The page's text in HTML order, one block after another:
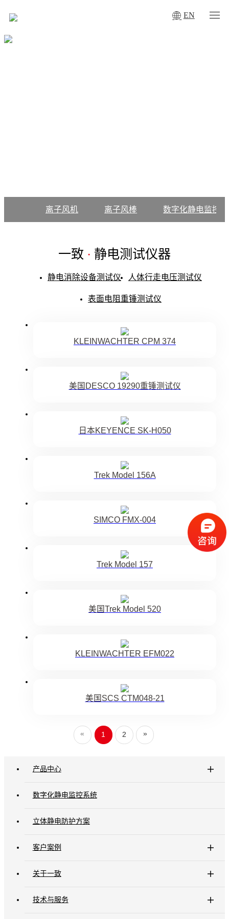
EN
离子风机 离子风棒 数字化静电监控
一致 · 静电测试仪器
静电消除设备测试仪 人体行走电压测试仪
表面电阻重锤测试仪
KLEINWACHTER CPM 374
美国DESCO 19290重锤测试仪
日本KEYENCE SK-H050
Trek Model 156A
SIMCO FMX-004
Trek Model 157
美国Trek Model 520
KLEINWACHTER EFM022
美国SCS CTM048-21
« 1 2 »
产品中心
数字化静电监控系统
立体静电防护方案
客户案例
关于一致
技术与服务